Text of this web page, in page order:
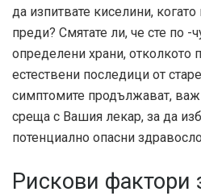
да изпитвате киселини,
преди? Смятате ли, че сте по -
определени храни, отколкото
естествени последици от
симптомите продължават,
среща с Вашия лекар, за да
потенциално опасни
Рискови фактори